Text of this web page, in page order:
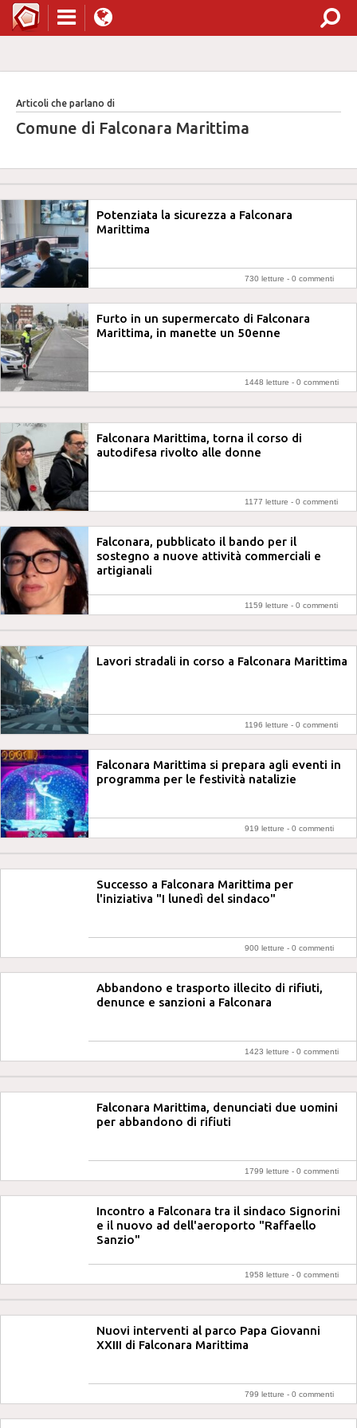
Articoli che parlano di
Comune di Falconara Marittima
Potenziata la sicurezza a Falconara
Marittima
730 letture - 0 commenti
Furto in un supermercato di Falconara
Marittima, in manette un 50enne
1448 letture - 0 commenti
Falconara Marittima, torna il corso di
autodifesa rivolto alle donne
1177 letture - 0 commenti
Falconara, pubblicato il bando per il
sostegno a nuove attività commerciali e
artigianali
1159 letture - 0 commenti
Lavori stradali in corso a Falconara Marittima
1196 letture - 0 commenti
Falconara Marittima si prepara agli eventi in
programma per le festività natalizie
919 letture - 0 commenti
Successo a Falconara Marittima per
l'iniziativa "I lunedì del sindaco"
900 letture - 0 commenti
Abbandono e trasporto illecito di rifiuti,
denunce e sanzioni a Falconara
1423 letture - 0 commenti
Falconara Marittima, denunciati due uomini
per abbandono di rifiuti
1799 letture - 0 commenti
Incontro a Falconara tra il sindaco Signorini
e il nuovo ad dell'aeroporto "Raffaello
Sanzio"
1958 letture - 0 commenti
Nuovi interventi al parco Papa Giovanni
XXIII di Falconara Marittima
799 letture - 0 commenti